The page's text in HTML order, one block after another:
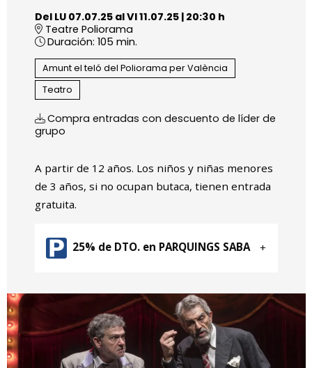
Del LU 07.07.25al VI 11.07.25| 20:30 h
Teatre Poliorama
Duración: 105 min.
Amunt el teló del Poliorama per València
Teatro
Compra entradas con descuento de líder de
grupo
A partir de 12 años. Los niños y niñas menores
de 3 años, si no ocupan butaca, tienen entrada
gratuita.
25% de DTO. en PARQUINGS SABA